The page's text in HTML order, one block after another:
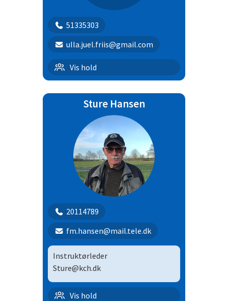
51335303
ulla.juel.friis@gmail.com
Vis hold
Hvalpehold
Sture Hansen
20114789
fm.hansen@mail.tele.dk
Instruktørleder
Sture@kch.dk
Vis hold
Familieholdet | 5